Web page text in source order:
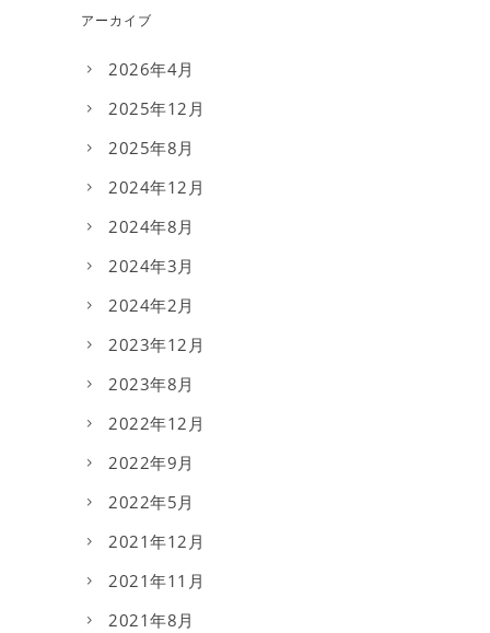
アーカイブ
2026年4月
2025年12月
2025年8月
2024年12月
2024年8月
2024年3月
2024年2月
2023年12月
2023年8月
2022年12月
2022年9月
2022年5月
2021年12月
2021年11月
2021年8月